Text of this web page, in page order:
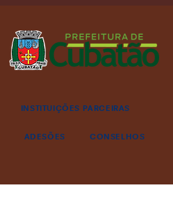
INSTITUIÇÕES PARCEIRAS
ADESÕES CONSELHOS